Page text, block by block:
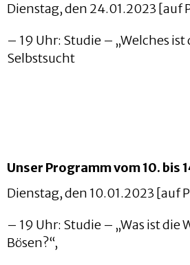
Dienstag, den 24.01.2023 [auf
– 19 Uhr: Studie – „Welches
Selbstsucht
Unser Programm vom 10. bis
Dienstag, den 10.01.2023 [auf
– 19 Uhr: Studie – „Was ist die
Bösen?“,